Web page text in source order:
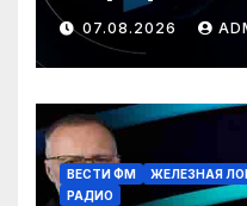
Война за
Новости
07.08.2026
ВЕСТИ ФМ
ЖЕЛЕЗНАЯ
РАДИО